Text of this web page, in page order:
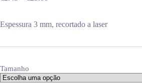
through
Espessura 3 mm, recortado a laser
Tamanho